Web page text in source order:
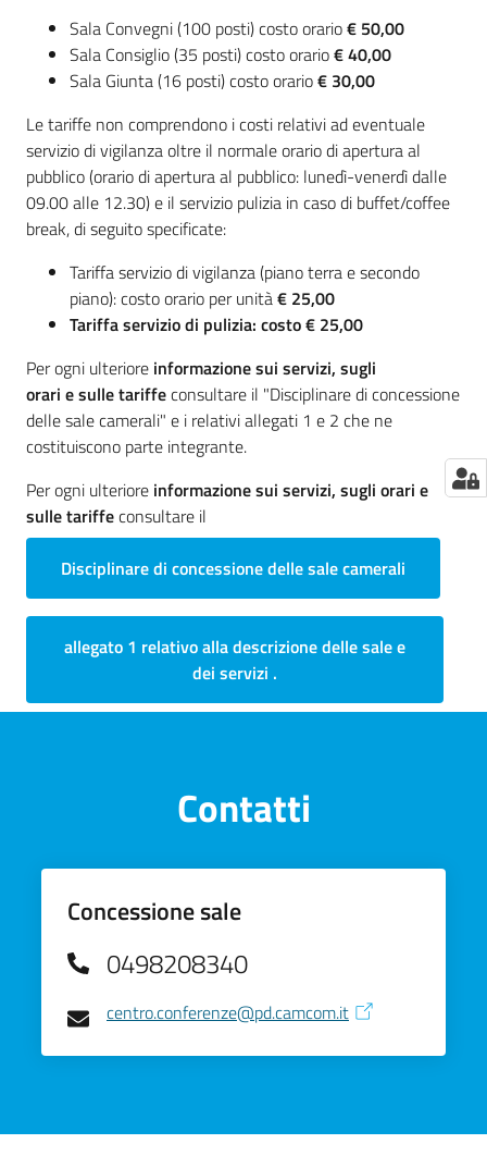
Sala Convegni (100 posti) costo orario€ 50,00
Sala Consiglio (35 posti) costo orario€ 40,00
Sala Giunta (16 posti) costo orario€ 30,00
Le tariffe non comprendono i costi relativi ad eventuale
servizio di vigilanza oltre il normale orario di apertura al
pubblico (orario di apertura al pubblico: lunedì-venerdì dalle
09.00 alle 12.30) e il servizio pulizia in caso di buffet/coffee
break, di seguito specificate:
Tariffa servizio di vigilanza (piano terra e secondo
piano): costo orario per unità€ 25,00
Tariffa servizio di pulizia: costo € 25,00
Per ogni ulteriore informazione sui servizi, sugli
orari e sulle tariffeconsultare il "Disciplinare di concessione
delle sale camerali" e i relativi allegati 1 e 2 che ne
costituiscono parte integrante.
Per ogni ulteriore informazione sui servizi, sugli orari e
sulle tariffeconsultare il
Disciplinare di concessione delle sale camerali
allegato 1 relativo alla descrizione delle sale e
dei servizi .
Contatti
Concessione sale
0498208340
centro.conferenze@pd.camcom.it